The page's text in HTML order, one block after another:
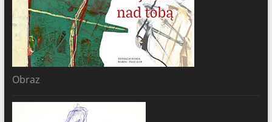
Obraz